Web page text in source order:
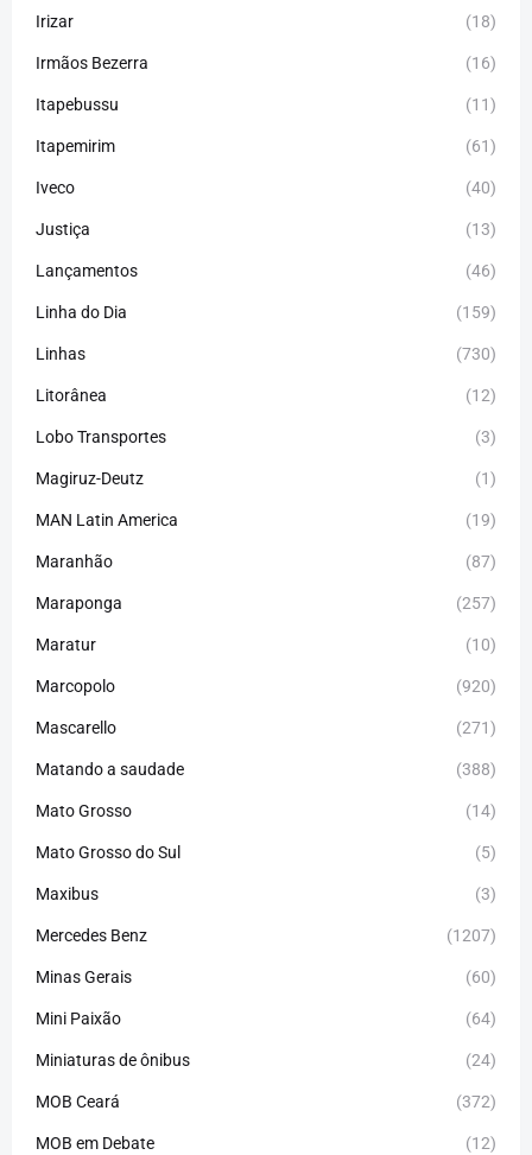
Irizar (18)
Irmãos Bezerra (16)
Itapebussu (11)
Itapemirim (61)
Iveco (40)
Justiça (13)
Lançamentos (46)
Linha do Dia (159)
Linhas (730)
Litorânea (12)
Lobo Transportes (3)
Magiruz-Deutz (1)
MAN Latin America (19)
Maranhão (87)
Maraponga (257)
Maratur (10)
Marcopolo (920)
Mascarello (271)
Matando a saudade (388)
Mato Grosso (14)
Mato Grosso do Sul (5)
Maxibus (3)
Mercedes Benz (1207)
Minas Gerais (60)
Mini Paixão (64)
Miniaturas de ônibus (24)
MOB Ceará (372)
MOB em Debate (12)